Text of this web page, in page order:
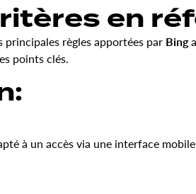
en
règles apportées par Bing
points clés.
à un accès via une interface